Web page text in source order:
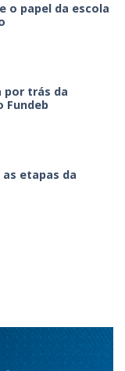
o papel da escola
por trás da
Fundeb
etapas da